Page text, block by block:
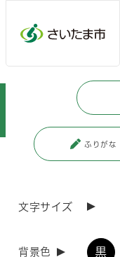
ふりがな
文字サイズ
背景色 黒
暮らし・
環境影響評価（環境アセスメ
価手続状況
事業計画の概要